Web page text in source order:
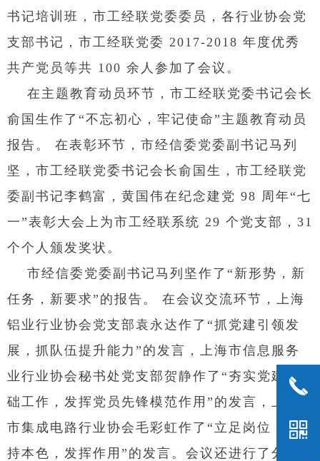
书记培训班，市工经联党委委员，各行业协会党
支部书记，市工经联党委 2017-2018 年度优秀
共产党员等共 100 余人参加了会议。
在主题教育动员环节，市工经联党委书记会长
俞国生作了“不忘初心，牢记使命”主题教育动员
报告。 在表彰环节，市经信委党委副书记马列
坚，市工经联党委书记会长俞国生，市工经联党
委副书记李鹤富，黄国伟在纪念建党 98 周年“七
一”表彰大会上为市工经联系统 29 个党支部，31
个个人颁发奖状。
市经信委党委副书记马列坚作了“新形势，新
任务，新要求”的报告。 在会议交流环节，上海
铝业行业协会党支部袁永达作了“抓党建引领发
展，抓队伍提升能力”的发言，上海市信息服务
业行业协会秘书处党支部贺静作了“夯实党建基
础工作，发挥党员先锋模范作用”的发言，上海
市集成电路行业协会毛彩虹作了“立足岗位，保
持本色，发挥作用”的发言。会议还进行了分组
끅
낃